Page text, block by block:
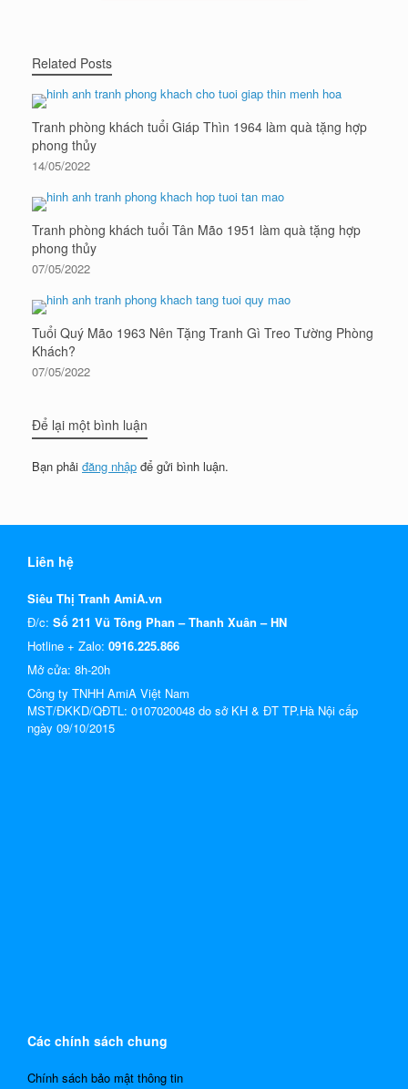
Related Posts
Tranh phòng khách tuổi Giáp Thìn 1964 làm quà tặng hợp
phong thủy
14/05/2022
Tranh phòng khách tuổi Tân Mão 1951 làm quà tặng hợp
phong thủy
07/05/2022
Tuổi Quý Mão 1963 Nên Tặng Tranh Gì Treo Tường Phòng
Khách?
07/05/2022
Để lại một bình luận
Bạn phải đăng nhập để gửi bình luận.
Liên hệ
Siêu Thị Tranh AmiA.vn
Đ/c: Số 211 Vũ Tông Phan – Thanh Xuân – HN
Hotline + Zalo: 0916.225.866
Mở cửa: 8h-20h
Công ty TNHH AmiA Việt Nam
MST/ĐKKD/QĐTL: 0107020048 do sở KH & ĐT TP.Hà Nội cấp
ngày 09/10/2015
Các chính sách chung
Chính sách bảo mật thông tin